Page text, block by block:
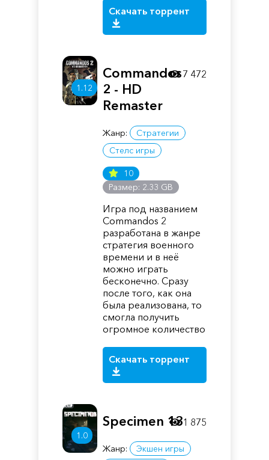
Скачать торрент
1.12
Commandos
2 - HD
Remaster
Жанр:
Стратегии
Стелс игры
10
Размер: 2.33 GB
Игра под названием
Commandos 2
разработана в жанре
стратегия военного
времени и в неё
можно играть
бесконечно. Сразу
после того, как она
была реализована, то
смогла получить
огромное количество
Скачать торрент
7 472
1.0
Specimen 13
Жанр:
Экшен игры
1 875